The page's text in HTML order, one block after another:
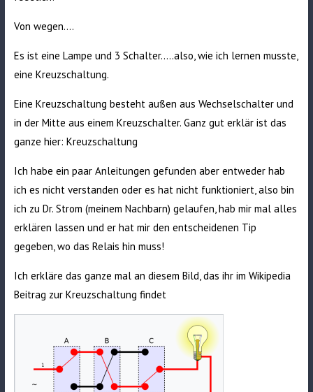
Von wegen….
Es ist eine Lampe und 3 Schalter…..also, wie ich lernen musste,
eine Kreuzschaltung.
Eine Kreuzschaltung besteht außen aus Wechselschalter und
in der Mitte aus einem Kreuzschalter. Ganz gut erklär ist das
ganze hier: Kreuzschaltung
Ich habe ein paar Anleitungen gefunden aber entweder hab
ich es nicht verstanden oder es hat nicht funktioniert, also bin
ich zu Dr. Strom (meinem Nachbarn) gelaufen, hab mir mal alles
erklären lassen und er hat mir den entscheidenen Tip
gegeben, wo das Relais hin muss!
Ich erkläre das ganze mal an diesem Bild, das ihr im Wikipedia
Beitrag zur Kreuzschaltung findet